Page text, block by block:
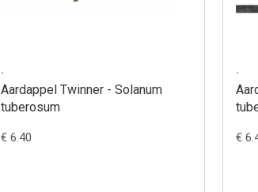
.
Aardappel Twinner - Solanum
tuberosum
€ 6.40
.
€